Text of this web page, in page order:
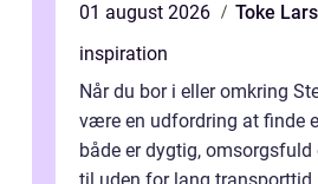
01 august 2026
Toke
inspiration
Når du bor i eller omkring
være en udfordring at finde
både er dygtig,